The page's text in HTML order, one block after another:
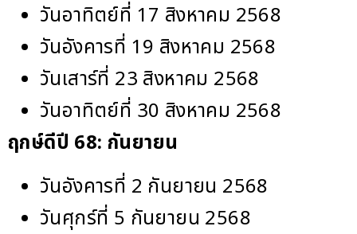
วันอาทิตย์ที่ 17 สิงหาคม 2568
วันอังคารที่ 19 สิงหาคม 2568
วันเสาร์ที่ 23 สิงหาคม 2568
วันอาทิตย์ที่ 30 สิงหาคม 2568
ฤกษ์ดีปี 68: กันยายน
วันอังคารที่ 2 กันยายน 2568
วันศุกร์ที่ 5 กันยายน 2568